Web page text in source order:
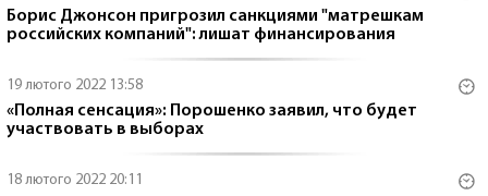
Борис Джонсон пригрозил санкциями "матрешкам
российских компаний": лишат финансирования
19 лютого 2022 13:58
«Полная сенсация»: Порошенко заявил, что будет
участвовать в выборах
18 лютого 2022 20:11